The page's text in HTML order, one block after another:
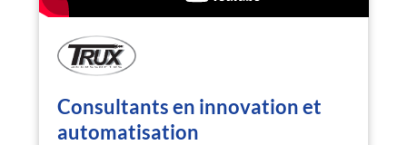
Consultants en innovation et
automatisation